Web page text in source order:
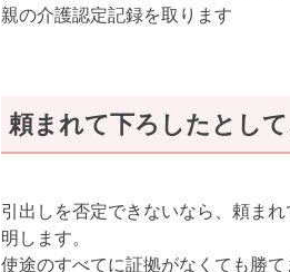
親の介護認定記録を取ります
頼まれて下ろしたとし
引出しを否定できないなら、頼ま
明します。
使途のすべてに証拠がなくても勝